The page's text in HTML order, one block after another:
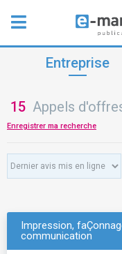
Entreprise
15 Appels
Enregistrer ma recherche
Impression,
communication